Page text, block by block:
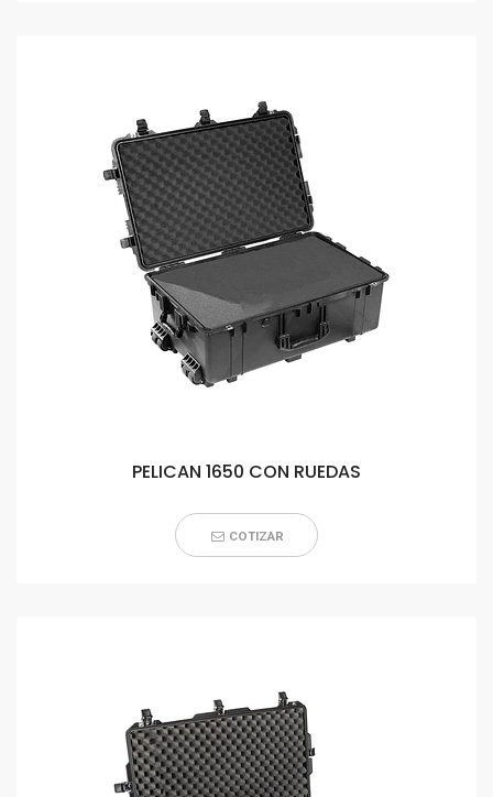
PELICAN 1650 CON RUEDAS
COTIZAR